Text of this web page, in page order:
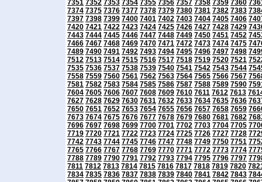
7351 7352 7353 7354 7355 7356 7357 7358 7359 7360
7374 7375 7376 7377 7378 7379 7380 7381 7382 7383
7397 7398 7399 7400 7401 7402 7403 7404 7405 7406
7420 7421 7422 7423 7424 7425 7426 7427 7428 7429
7443 7444 7445 7446 7447 7448 7449 7450 7451 7452
7466 7467 7468 7469 7470 7471 7472 7473 7474 7475
7489 7490 7491 7492 7493 7494 7495 7496 7497 7498
7512 7513 7514 7515 7516 7517 7518 7519 7520 7521
7535 7536 7537 7538 7539 7540 7541 7542 7543 7544
7558 7559 7560 7561 7562 7563 7564 7565 7566 7567
7581 7582 7583 7584 7585 7586 7587 7588 7589 7590
7604 7605 7606 7607 7608 7609 7610 7611 7612 7613
7627 7628 7629 7630 7631 7632 7633 7634 7635 7636
7650 7651 7652 7653 7654 7655 7656 7657 7658 7659
7673 7674 7675 7676 7677 7678 7679 7680 7681 7682
7696 7697 7698 7699 7700 7701 7702 7703 7704 7705
7719 7720 7721 7722 7723 7724 7725 7726 7727 7728
7742 7743 7744 7745 7746 7747 7748 7749 7750 7751
7765 7766 7767 7768 7769 7770 7771 7772 7773 7774
7788 7789 7790 7791 7792 7793 7794 7795 7796 7797
7811 7812 7813 7814 7815 7816 7817 7818 7819 7820
7834 7835 7836 7837 7838 7839 7840 7841 7842 7843